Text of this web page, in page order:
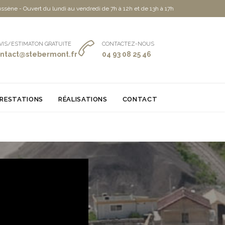
- Ouvert du lundi au vendredi de 7h à 12h et de 13h à 17h
ESTIMATON GRATUITE  CONTACTEZ-NOUS
04 93 08 25 46
RÉALISATIONS CONTACT